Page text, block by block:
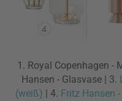
1. Royal Copenhagen -
Hansen - Glasvase | 3.
(weiß) | 4. Fritz Hansen